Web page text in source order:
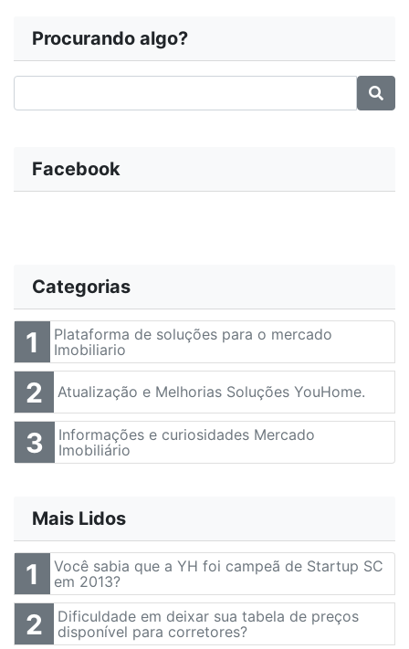
Procurando algo?
Facebook
Categorias
1
Plataforma de soluções para o mercado
Imobiliario
2 Atualização e Melhorias Soluções YouHome.
3
Informações e curiosidades Mercado
Imobiliário
Mais Lidos
1
Você sabia que a YH foi campeã de Startup SC
em 2013?
2
Dificuldade em deixar sua tabela de preços
disponível para corretores?